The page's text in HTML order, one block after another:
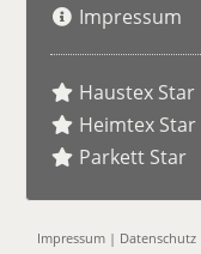
Impressum
Haustex Star
Heimtex Star
Parkett Star
Impressum | Datenschutz